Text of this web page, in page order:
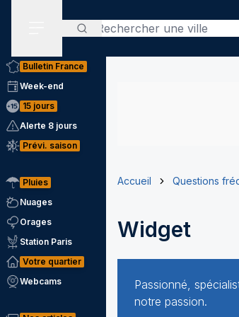
Rechercher
Bulletin France
Week-end
15 jours
Alerte 8 jours
Prévi. saison
Pluies
Nuages
Orages
Station Paris
Votre quartier
Webcams
Accueil Questions
Widget
Passionné,
notre passion.